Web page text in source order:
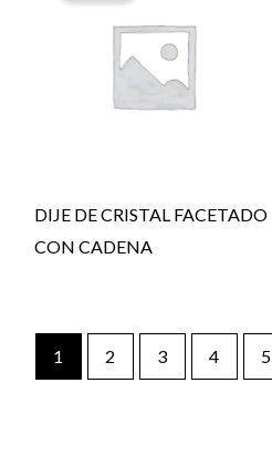
DIJE DE CRISTAL FACETADO
CON CADENA
1 2 3 4 5